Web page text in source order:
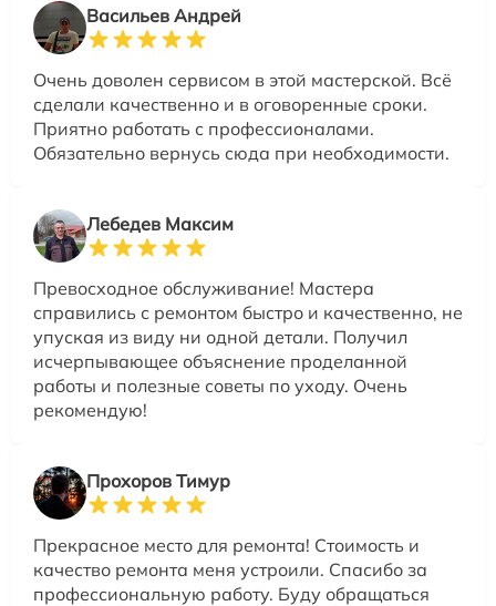
Васильев Андрей
Очень доволен сервисом в этой мастерской. Всё
сделали качественно и в оговоренные сроки.
Приятно работать с профессионалами.
Обязательно вернусь сюда при необходимости.
Лебедев Максим
Превосходное обслуживание! Мастера
справились с ремонтом быстро и качественно, не
упуская из виду ни одной детали. Получил
исчерпывающее объяснение проделанной
работы и полезные советы по уходу. Очень
рекомендую!
Прохоров Тимур
Прекрасное место для ремонта! Стоимость и
качество ремонта меня устроили. Спасибо за
профессиональную работу. Буду обращаться